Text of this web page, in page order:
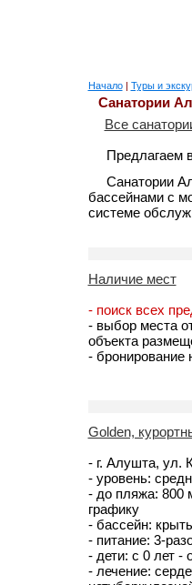
Начало| Туры и
Санатории
Все
Предлагаем
Санатории
бассейнами с
системе
Наличие мест
- поиск всех
- выбор места
объекта
- бронирование
Golden,
- г. Алушта, ул.
- уровень:
- до пляжа: 800
графику
- бассейн:
- питание: 3-
- дети: с 0 лет -
- лечение: